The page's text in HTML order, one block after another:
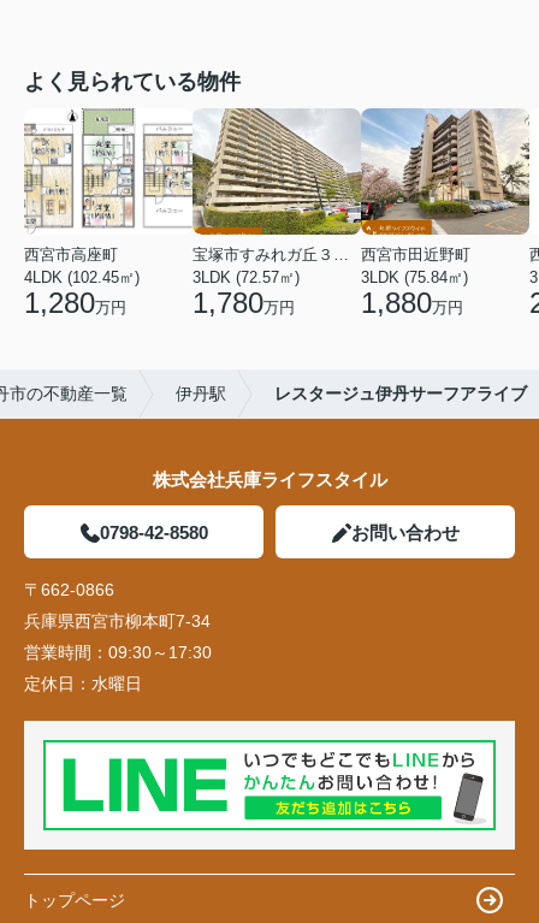
よく見られている物件
西宮市高座町
4LDK (102.45㎡)
1,280万円
3LDK (72.57㎡)
1,780万円
西宮市田近野町
3LDK (75.84㎡)
1,880万円
市の不動産一覧 伊丹駅 レスタージュ伊丹サーフアライブ
株式会社兵庫ライフスタイル
0798-42-8580 お問い合わせ
〒662-0866
兵庫県西宮市柳本町7-34
営業時間： 09:30～17:30
定休日： 水曜日
トップページ